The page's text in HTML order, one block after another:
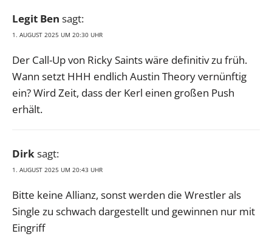
Legit Ben sagt:
1. AUGUST 2025 UM 20:30 UHR
Der Call-Up von Ricky Saints wäre definitiv zu früh.
Wann setzt HHH endlich Austin Theory vernünftig
ein? Wird Zeit, dass der Kerl einen großen Push
erhält.
Dirksagt:
1. AUGUST 2025 UM 20:43 UHR
Bitte keine Allianz, sonst werden die Wrestler als
Single zu schwach dargestellt und gewinnen nur mit
Eingriff